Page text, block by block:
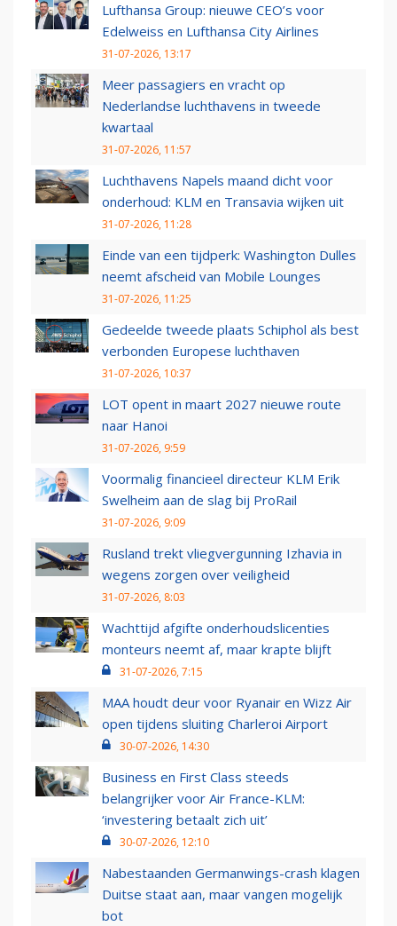
Lufthansa Group: nieuwe CEO’s voor
Edelweiss en Lufthansa City Airlines
31-07-2026, 13:17
Meer passagiers en vracht op
Nederlandse luchthavens in tweede
kwartaal
31-07-2026, 11:57
Luchthavens Napels maand dicht voor
onderhoud: KLM en Transavia wijken uit
31-07-2026, 11:28
Einde van een tijdperk: Washington Dulles
neemt afscheid van Mobile Lounges
31-07-2026, 11:25
Gedeelde tweede plaats Schiphol als best
verbonden Europese luchthaven
31-07-2026, 10:37
LOT opent in maart 2027 nieuwe route
naar Hanoi
31-07-2026, 9:59
Voormalig financieel directeur KLM Erik
Swelheim aan de slag bij ProRail
31-07-2026, 9:09
Rusland trekt vliegvergunning Izhavia in
wegens zorgen over veiligheid
31-07-2026, 8:03
Wachttijd afgifte onderhoudslicenties
monteurs neemt af, maar krapte blijft
31-07-2026, 7:15
MAA houdt deur voor Ryanair en Wizz Air
open tijdens sluiting Charleroi Airport
30-07-2026, 14:30
Business en First Class steeds
belangrijker voor Air France-KLM:
‘investering betaalt zich uit’
30-07-2026, 12:10
Nabestaanden Germanwings-crash klagen
Duitse staat aan, maar vangen mogelijk
bot